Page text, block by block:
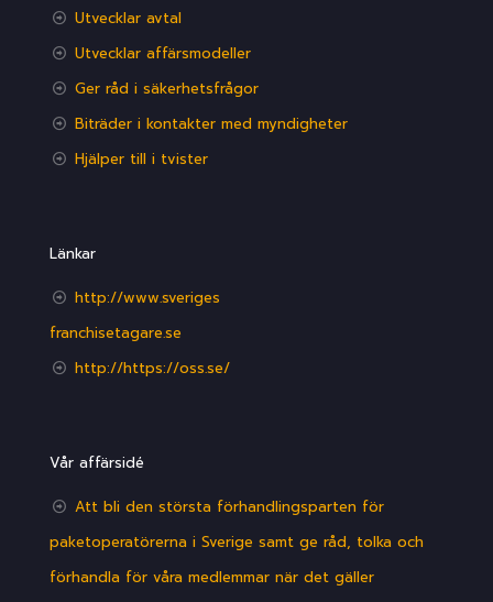
Utvecklar avtal
Utvecklar affärsmodeller
Ger råd i säkerhetsfrågor
Biträder i kontakter med myndigheter
Hjälper till i tvister
Länkar
http://www.sveriges
franchisetagare.se
http://https://oss.se/
Vår affärsidé
Att bli den största förhandlingsparten för
paketoperatörerna i Sverige samt ge råd, tolka och
förhandla för våra medlemmar när det gäller